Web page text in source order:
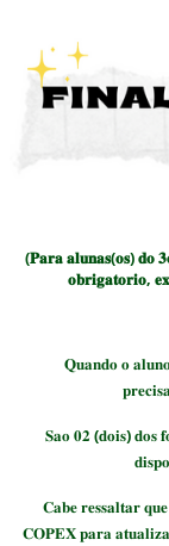
(𝐏𝐚𝐫𝐚 𝐚𝐥𝐮𝐧𝐚𝐬(𝐨𝐬) 𝐝𝐨
𝐨𝐛𝐫𝐢𝐠𝐚𝐭𝐨𝐫𝐢𝐨,
𝐐𝐮𝐚𝐧𝐝𝐨 𝐨 𝐚𝐥𝐮𝐧𝐨(𝐚)
𝐒𝐚𝐨 𝟎𝟐 (𝐝𝐨𝐢𝐬) 𝐝𝐨𝐬
𝐂𝐚𝐛𝐞 𝐫𝐞𝐬𝐬𝐚𝐥𝐭𝐚𝐫 𝐪𝐮𝐞
𝐂𝐎𝐏𝐄𝐗 𝐩𝐚𝐫𝐚